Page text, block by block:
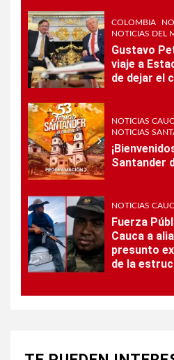
COLOMBIA
NOTICIAS DEL
Gustavo
viaje a
de dejar el
NOTICIAS
NOTICIAS
Santander
NOTICIAS
Fuerza
Cauca a
presunto
de la